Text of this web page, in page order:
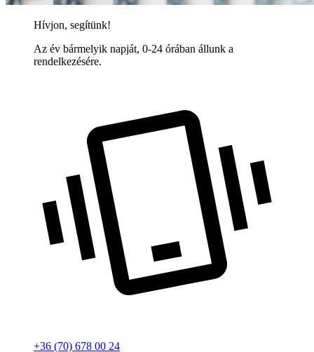
Hívjon, segítünk!
Az év bármelyik napját, 0-24 órában állunk a
rendelkezésére.
+36 (70) 678 00 24